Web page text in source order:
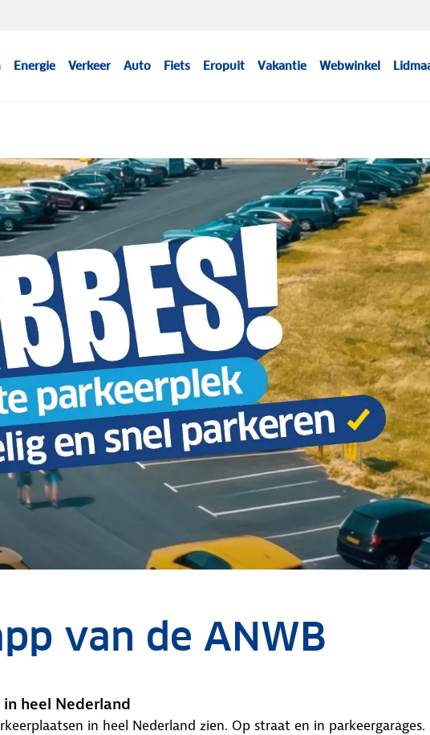
Energie Verkeer Auto Fiets Eropuit Vakantie Webwinkel
van de ANWB
heel Nederland
in heel Nederland zien. Op straat en in parkeergarages.